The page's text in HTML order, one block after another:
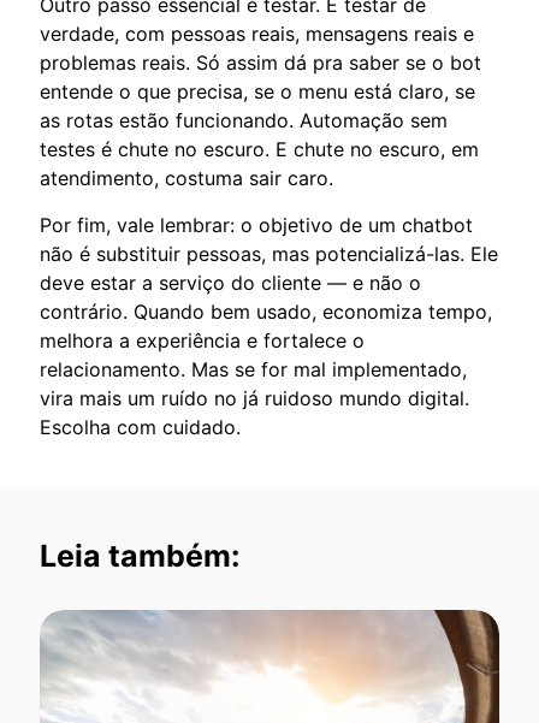
verdade, com pessoas reais, mensagens reais e
problemas reais. Só assim dá pra saber se o bot
entende o que precisa, se o menu está claro, se
as rotas estão funcionando. Automação sem
testes é chute no escuro. E chute no escuro, em
atendimento, costuma sair caro.
Por fim, vale lembrar: o objetivo de um chatbot
não é substituir pessoas, mas potencializá-las. Ele
deve estar a serviço do cliente — e não o
contrário. Quando bem usado, economiza tempo,
melhora a experiência e fortalece o
relacionamento. Mas se for mal implementado,
vira mais um ruído no já ruidoso mundo digital.
Escolha com cuidado.
Leia também: